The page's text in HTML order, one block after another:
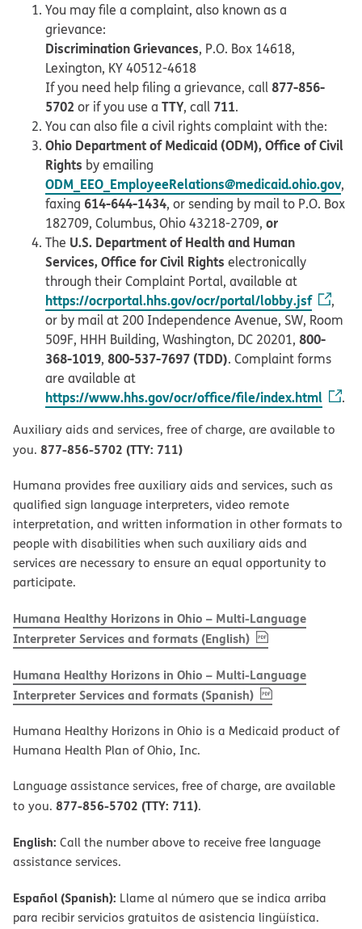
You may file a complaint, also known as a
grievance:
Discrimination Grievances, P.O. Box 14618,
Lexington, KY 40512-4618
If you need help filing a grievance, call877-856-
5702 or if you use a TTY, call 711.
You can also file a civil rights complaint with the:
Ohio Department of Medicaid (ODM), Office of Civil
Rights by emailing
ODM_EEO_EmployeeRelations@medicaid.ohio.gov,
faxing 614-644-1434, or sending by mail to P.O. Box
182709, Columbus, Ohio 43218-2709, or
The U.S. Department of Health and Human
Services, Office for Civil Rights electronically
through their Complaint Portal, available at
https://ocrportal.hhs.gov/ocr/portal/lobby.jsf
,
or by mail at 200 Independence Avenue, SW, Room
509F, HHH Building, Washington, DC 20201, 800-
368-1019, 800-537-7697 (TDD). Complaint forms
are available at
https://www.hhs.gov/ocr/office/file/index.html .
Auxiliary aids and services, free of charge, are available to
you. 877-856-5702 (TTY: 711)
Humana provides free auxiliary aids and services, such as
qualified sign language interpreters, video remote
interpretation, and written information in other formats to
people with disabilities when such auxiliary aids and
services are necessary to ensure an equal opportunity to
participate.
Humana Healthy Horizons in Ohio – Multi-Language
Interpreter Services and formats (English), PDF(opens in new
Humana Healthy Horizons in Ohio – Multi-Language
Interpreter Services and formats (Spanish), PDF(opens in new
Humana Healthy Horizons in Ohio is a Medicaid product of
Humana Health Plan of Ohio, Inc.
Language assistance services, free of charge, are available
to you. 877-856-5702 (TTY: 711).
English: Call the number above to receive free language
assistance services.
Español (Spanish): Llame al número que se indica arriba
para recibir servicios gratuitos de asistencia lingüística.